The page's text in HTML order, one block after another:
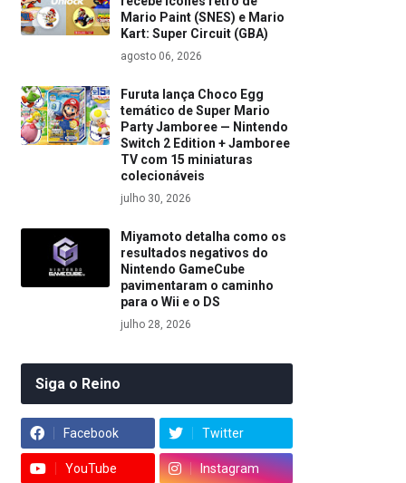
Mario Paint (SNES) e Mario
Kart: Super Circuit (GBA)
agosto 06, 2026
Furuta lança Choco Egg
temático de Super Mario
Party Jamboree — Nintendo
Switch 2 Edition + Jamboree
TV com 15 miniaturas
colecionáveis
julho 30, 2026
Miyamoto detalha como os
resultados negativos do
Nintendo GameCube
pavimentaram o caminho
para o Wii e o DS
julho 28, 2026
Siga o Reino
Facebook Twitter
YouTube Instagram